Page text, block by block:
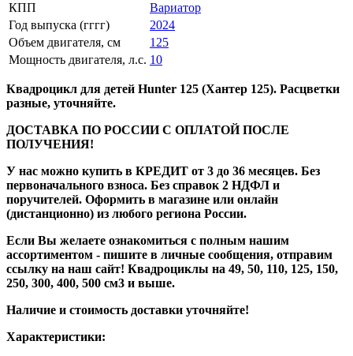
КПП
Вариатор
Год выпуска (гггг)
2024
Объем двигателя, см
125
Мощность двигателя, л.с. 10
Квадроцикл для детей Hunter 125 (Хантер 125). Расцветки
разные, уточняйте.
ДОСТАВКА ПО РОССИИ С ОПЛАТОЙ ПОСЛЕ
ПОЛУЧЕНИЯ!
У нас можно купить в КРЕДИТ от 3 до 36 месяцев. Без
первоначального взноса. Без справок 2 НДФЛ и
поручителей. Оформить в магазине или онлайн
(дистанционно) из любого региона России.
Если Вы желаете ознакомиться с полным нашим
ассортиментом - пишите в личные сообщения, отправим
ссылку на наш сайт! Квадроциклы на 49, 50, 110, 125, 150,
250, 300, 400, 500 см3 и выше.
Наличие и стоимость доставки уточняйте!
Характеристики: